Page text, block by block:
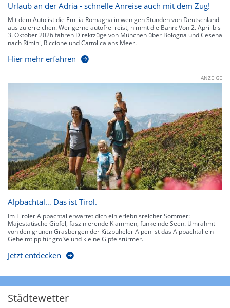
Urlaub an der Adria - schnelle Anreise auch mit dem Zug!
Mit dem Auto ist die Emilia Romagna in wenigen Stunden von Deutschland
aus zu erreichen. Wer gerne autofrei reist, nimmt die Bahn: Von 2. April bis
3. Oktober 2026 fahren Direktzüge von München über Bologna und Cesena
nach Rimini, Riccione und Cattolica ans Meer.
Hier mehr erfahren
ANZEIGE
Alpbachtal… Das ist Tirol.
Im Tiroler Alpbachtal erwartet dich ein erlebnisreicher Sommer:
Majestätische Gipfel, faszinierende Klammen, funkelnde Seen. Umrahmt
von den grünen Grasbergen der Kitzbüheler Alpen ist das Alpbachtal ein
Geheimtipp für große und kleine Gipfelstürmer.
Jetzt entdecken
Städtewetter